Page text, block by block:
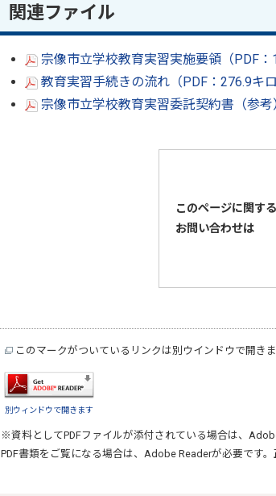
関連ファイル
宗像市立学校教育実習実施要領（PDF：
教育実習手続きの流れ（PDF：276.9キ
宗像市立学校教育実習委託契約書（参
このページに関する
お問い合わせは
このマークがついているリンクは別ウインドウで開き
別ウィンドウで開きます
※資料としてPDFファイルが添付されている場合は、
PDF書類をご覧になる場合は、 Adobe Readerが必要です